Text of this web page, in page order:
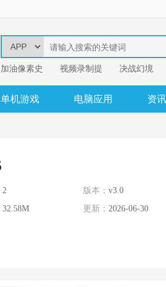
加油像素史 视频录制提 决战幻境
幂果音频格
单机游戏 电脑应用 资
2 版本： v3.0
32.58M 更新： 2026-06-30